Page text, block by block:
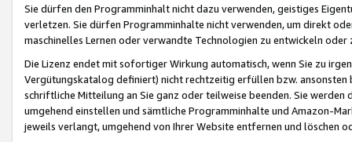
Sie dürfen den Programminhalt nicht dazu verwenden, geistiges
verletzen. Sie dürfen Programminhalte nicht verwenden, um direkt
maschinelles Lernen oder verwandte Technologien zu entwickeln
Die Lizenz endet mit sofortiger Wirkung automatisch, wenn Sie zu
Vergütungskatalog definiert) nicht rechtzeitig erfüllen bzw. ansonsten
schriftliche Mitteilung an Sie ganz oder teilweise beenden. Sie werden
umgehend einstellen und sämtliche Programminhalte und Amazon-
jeweils verlangt, umgehend von Ihrer Website entfernen und löschen